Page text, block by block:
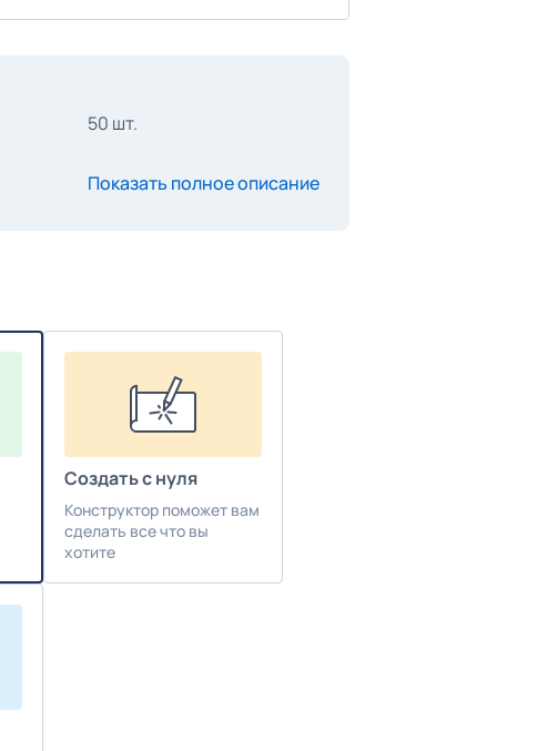
50 шт.
Показать полное описание
Создать с нуля
Конструктор поможет вам
сделать все что вы
хотите